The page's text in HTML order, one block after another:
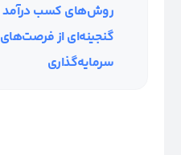
روش‌های کسب درآمد از
گنجینه‌ای از
سرمایه‌گذاری